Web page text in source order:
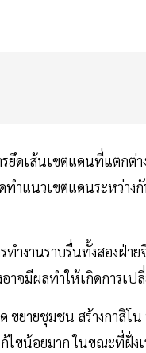
ดเส้นเขตแดนที่แตกต่
ำแนวเขตแดนระหว่า
ำงานราบรื่นทั้งสองฝ่า
าจมีผลทำให้เกิดการเ
ขยายชุมชน สร้างกาสิ
ไขน้อยมาก ในขณะที่ฝั่ง